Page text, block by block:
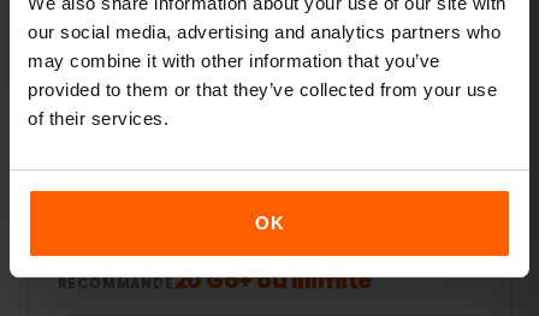
our social media, advertising and analytics partners who
may combine it with other information that you’ve
provided to them or that they’ve collected from your use
of their services.
OK
RECOMMANDÉ
Voir les forfaits
Streaming & hotspot
RECOMMANDÉ20 Go+ ou Illimité